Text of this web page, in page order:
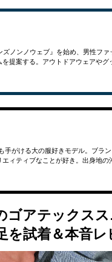
ズノンノウェブ』を始め、男性フ
提案する。アウトドアウェアやグ
手がける大の服好きモデル。ブラ
ィティブなことが好き。出身地の
ゴアテックス
を試着＆本音レ